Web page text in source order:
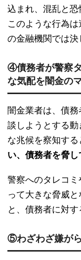
込まれ、混乱と恐
このような行為
の金融機関では決
④債務者が警察
な気配を闇金の
闇金業者は、債
談しようとする
な兆候を察知する
い、債務者を脅
警察へのタレコ
って大きな脅威
と、債務者に対す
⑤わざわざ嫌が